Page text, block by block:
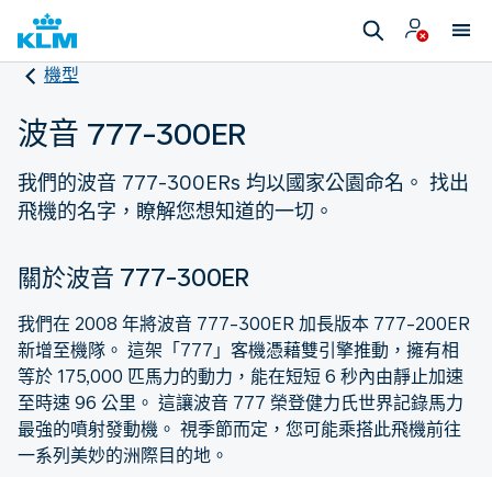
機型
波音 777-300ER
我們的波音 777-300ERs 均以國家公園命名。 找出
飛機的名字，瞭解您想知道的一切。
關於波音 777-300ER
我們在 2008 年將波音 777-300ER 加長版本 777-200ER
新增至機隊。 這架「777」客機憑藉雙引擎推動，擁有相
等於 175,000 匹馬力的動力，能在短短 6 秒內由靜止加速
至時速 96 公里。 這讓波音 777 榮登健力氏世界記錄馬力
最強的噴射發動機。 視季節而定，您可能乘搭此飛機前往
一系列美妙的洲際目的地。